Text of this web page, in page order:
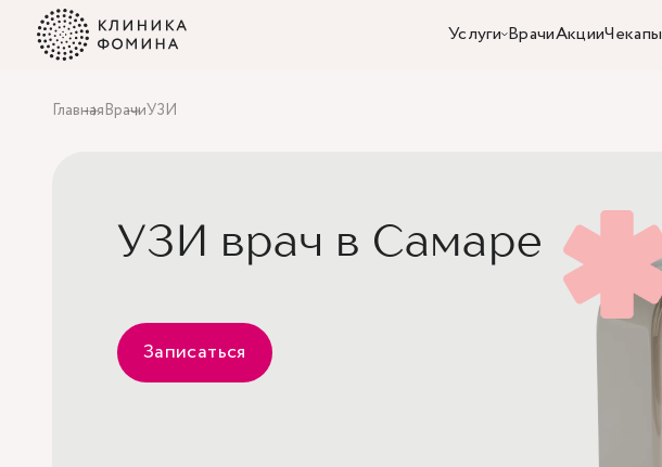
Услуги ВрачиАкцииЧекапы
ГлавнаяВрачиУЗИ
УЗИ врач в Самаре
Записаться